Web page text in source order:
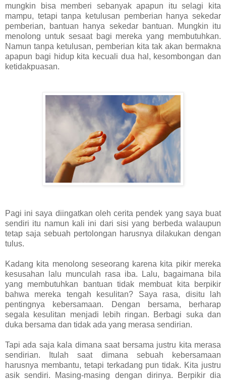
mungkin bisa memberi sebanyak apapun itu selagi kita
mampu, tetapi tanpa ketulusan pemberian hanya sekedar
pemberian, bantuan hanya sekedar bantuan. Mungkin itu
menolong untuk sesaat bagi mereka yang membutuhkan.
Namun tanpa ketulusan, pemberian kita tak akan bermakna
apapun bagi hidup kita kecuali dua hal, kesombongan dan
ketidakpuasan.
Pagi ini saya diingatkan oleh cerita pendek yang saya buat
sendiri itu namun kali ini dari sisi yang berbeda walaupun
tetap saja sebuah pertolongan harusnya dilakukan dengan
tulus.
Kadang kita menolong seseorang karena kita pikir mereka
kesusahan lalu munculah rasa iba. Lalu, bagaimana bila
yang membutuhkan bantuan tidak membuat kita berpikir
bahwa mereka tengah kesulitan? Saya rasa, disitu lah
pentingnya kebersamaan. Dengan bersama, berharap
segala kesulitan menjadi lebih ringan. Berbagi suka dan
duka bersama dan tidak ada yang merasa sendirian.
Tapi ada saja kala dimana saat bersama justru kita merasa
sendirian. Itulah saat dimana sebuah kebersamaan
harusnya membantu, tetapi terkadang pun tidak. Kita justru
asik sendiri. Masing-masing dengan dirinya. Berpikir dia